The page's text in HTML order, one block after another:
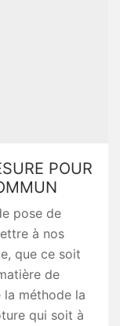
POUR
pose de
à nos
que ce soit
de
méthode la
qui soit à